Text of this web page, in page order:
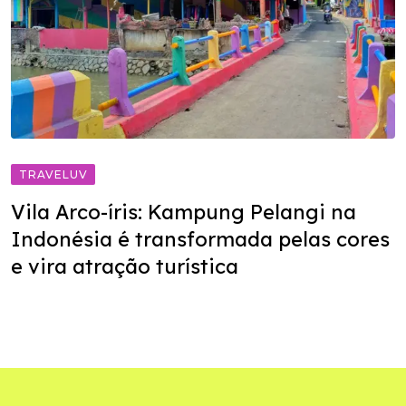
TRAVELUV
Vila Arco-íris: Kampung Pelangi na
Indonésia é transformada pelas cores
e vira atração turística